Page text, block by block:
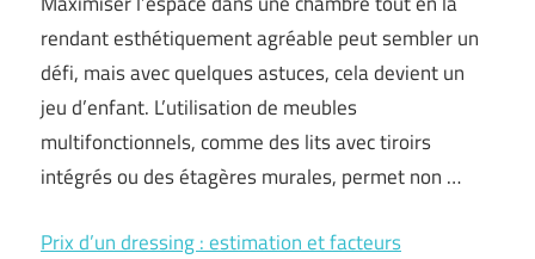
rendant esthétiquement agréable peut sembler un
défi, mais avec quelques astuces, cela devient un
jeu d’enfant. L’utilisation de meubles
multifonctionnels, comme des lits avec tiroirs
intégrés ou des étagères murales, permet non …
Prix d’un dressing : estimation et facteurs